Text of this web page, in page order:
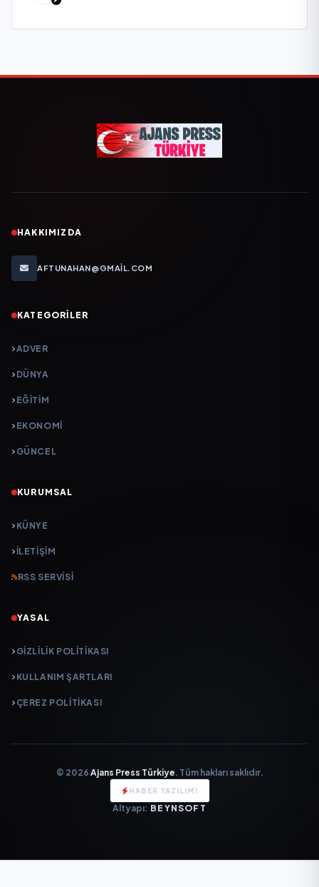
HAKKIMIZDA
AFTUNAHAN@GMAIL.COM
KATEGORILER
ADVER
DÜNYA
EĞİTİM
EKONOMİ
GÜNCEL
KURUMSAL
KÜNYE
İLETIŞIM
RSS SERVISI
YASAL
GIZLILIK POLITIKASI
KULLANIM ŞARTLARI
ÇEREZ POLITIKASI
© 2026 Ajans Press Türkiye. Tüm hakları saklıdır.
HABER YAZILIMI
Altyapı: BEYNSOFT